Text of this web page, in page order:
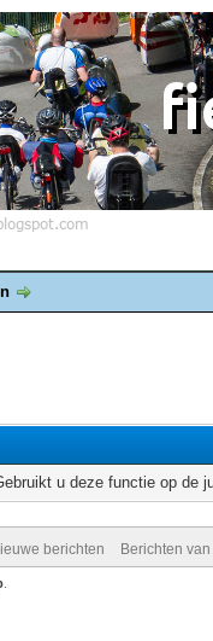
u deze functie op de
berichten Berichten